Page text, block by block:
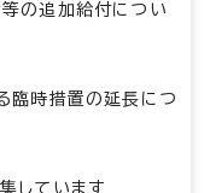
の追加給付につい
臨時措置の延長につ
しています